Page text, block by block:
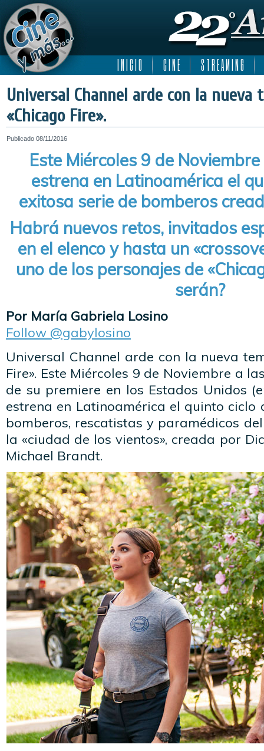
I N I C I O C I N E S T R E A M I N G
Universal Channel arde con la nueva
«Chicago Fire».
Publicado 08/11/2016
Este Miércoles 9 de
estrena en Latinoamérica el
exitosa serie de bomberos
Habrá nuevos retos, invitados
en el elenco y hasta un
uno de los personajes de
serán?
Por María Gabriela Losino
Follow @gabylosino
Universal Channel arde con la nueva
Fire». Este Miércoles 9 de Noviembre a
de su premiere en los Estados Unidos
estrena en Latinoamérica el quinto ciclo
bomberos, rescatistas y paramédicos
la «ciudad de los vientos», creada por
Michael Brandt.